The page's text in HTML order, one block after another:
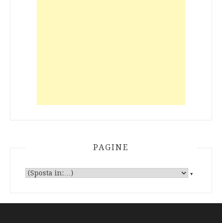
PAGINE
▼